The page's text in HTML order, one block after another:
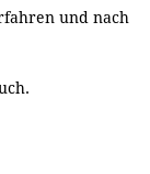
und nach